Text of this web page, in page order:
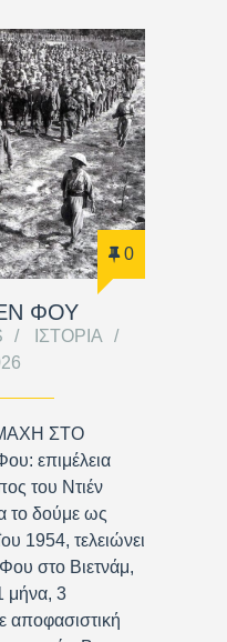
0
ΦΟΥ
ΙΣΤΟΡΊΑ
ΣΤΟ
επιμέλεια
του Ντιέν
το δούμε ως
1954, τελειώνει
στο Βιετνάμ,
μήνα, 3
αποφασιστική